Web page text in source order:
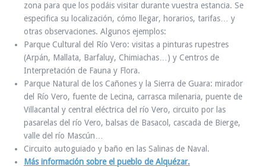
zona para que los podáis visitar durante vuestra estancia. Se
especifica su localización, cómo llegar, horarios, tarifas… y
otras observaciones. Algunos ejemplos:
Parque Cultural del Río Vero: visitas a pinturas rupestres
(Arpán, Mallata, Barfaluy, Chimiachas…) y Centros de
Interpretación de Fauna y Flora.
Parque Natural de los Cañones y la Sierra de Guara: mirador
del Río Vero, fuente de Lecina, carrasca milenaria, puente de
Villacantal y central eléctrica del río Vero, circuito por las
pasarelas del río Vero, balsas de Basacol, cascada de Bierge,
valle del río Mascún…
Circuito autoguiado y baño en las Salinas de Naval.
Más información sobre el pueblo de Alquézar.